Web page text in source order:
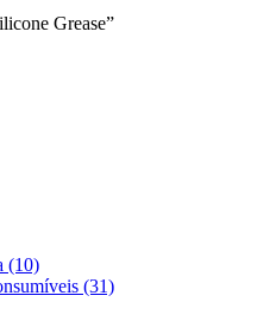
Grease”
(10)
(31)